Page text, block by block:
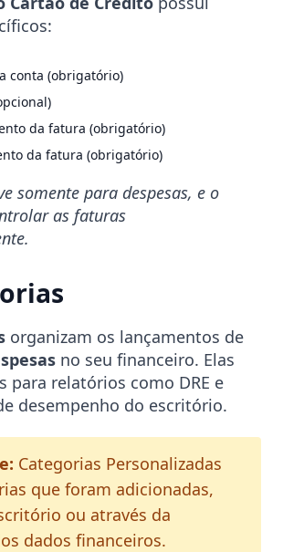
conta (obrigatório)
da fatura (obrigatório)
da fatura (obrigatório)
somente para despesas, e o
as faturas
organizam os lançamentos de
no seu financeiro. Elas
para relatórios como DRE e
desempenho do escritório.
Categorias Personalizadas
que foram adicionadas,
ou através da
dados financeiros.